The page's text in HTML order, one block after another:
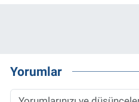
Yorumlar